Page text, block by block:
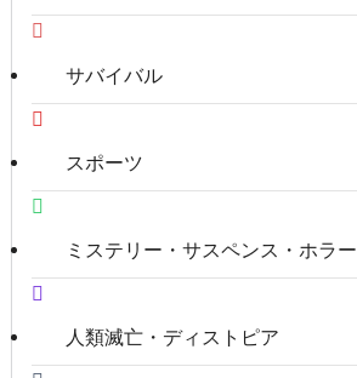
サバイバル
スポーツ
ミステリー・サスペンス・ホラー
人類滅亡・ディストピア